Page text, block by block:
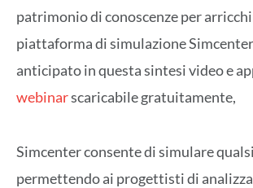
patrimonio di conoscenze per
piattaforma di simulazione
anticipato in questa sintesi video e
webinarscaricabile gratuitamente,
Simcenter consente di simulare
permettendo ai progettisti di